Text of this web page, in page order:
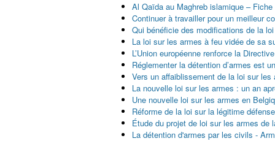
Al Qaïda au Maghreb islamique –
Continuer à travailler pour un meilleur
Qui bénéficie des modifications de la
La loi sur les armes à feu vidée de sa
L’Union européenne renforce la
Réglementer la détention d’armes est
Vers un affaiblissement de la loi sur les
La nouvelle loi sur les armes : un an
Une nouvelle loi sur les armes en
Réforme de la loi sur la légitime
Étude du projet de loi sur les armes de
La détention d'armes par les civils -